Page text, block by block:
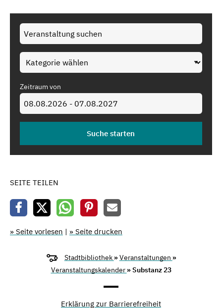
Zeitraum von
SEITE TEILEN
» Seite vorlesen | » Seite drucken
Stadtbibliothek »Veranstaltungen »
Veranstaltungskalender » Substanz 23
Erklärung zur Barrierefreiheit